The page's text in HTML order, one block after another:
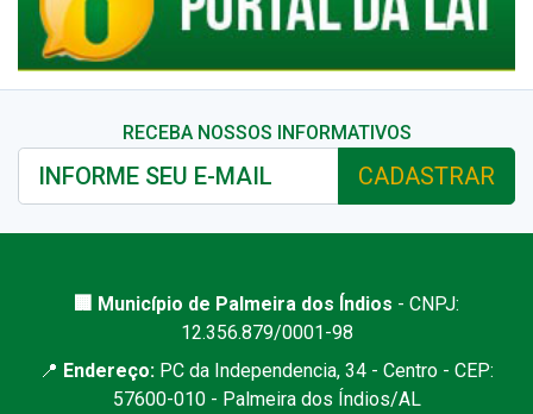
RECEBA NOSSOS INFORMATIVOS
CADASTRAR
🏢 Município de Palmeira dos Índios - CNPJ:
12.356.879/0001-98
📍 Endereço: PC da Independencia, 34 - Centro - CEP:
57600-010 - Palmeira dos Índios/AL